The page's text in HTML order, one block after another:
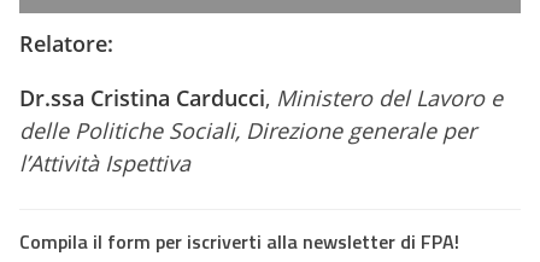
Relatore:
Dr.ssa Cristina Carducci, Ministero del Lavoro e
delle Politiche Sociali, Direzione generale per
l’Attività Ispettiva
Compila il form per iscriverti alla newsletter di FPA!